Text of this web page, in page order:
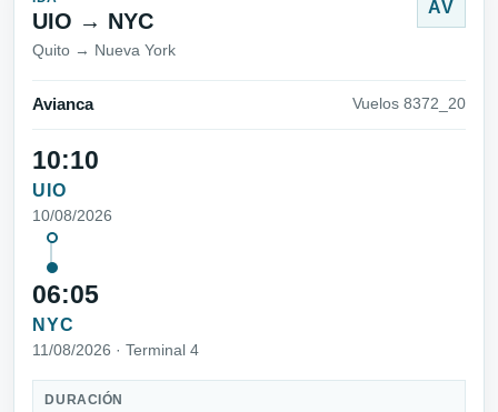
UIO → NYC
Quito → Nueva York
AV
Avianca Vuelos 8372_20
10:10
UIO
10/08/2026
06:05
NYC
11/08/2026 · Terminal 4
DURACIÓN